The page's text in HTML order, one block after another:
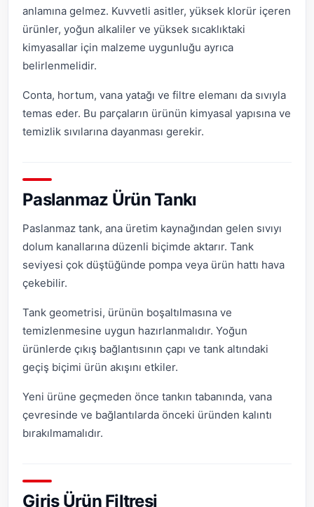
anlamına gelmez. Kuvvetli asitler, yüksek klorür içeren
ürünler, yoğun alkaliler ve yüksek sıcaklıktaki
kimyasallar için malzeme uygunluğu ayrıca
belirlenmelidir.
Conta, hortum, vana yatağı ve filtre elemanı da sıvıyla
temas eder. Bu parçaların ürünün kimyasal yapısına ve
temizlik sıvılarına dayanması gerekir.
Paslanmaz Ürün Tankı
Paslanmaz tank, ana üretim kaynağından gelen sıvıyı
dolum kanallarına düzenli biçimde aktarır. Tank
seviyesi çok düştüğünde pompa veya ürün hattı hava
çekebilir.
Tank geometrisi, ürünün boşaltılmasına ve
temizlenmesine uygun hazırlanmalıdır. Yoğun
ürünlerde çıkış bağlantısının çapı ve tank altındaki
geçiş biçimi ürün akışını etkiler.
Yeni ürüne geçmeden önce tankın tabanında, vana
çevresinde ve bağlantılarda önceki üründen kalıntı
bırakılmamalıdır.
Giriş Ürün Filtresi